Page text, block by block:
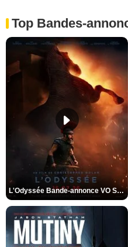
Top Bandes-
L'Odyssée Bande-annonce VO STFR